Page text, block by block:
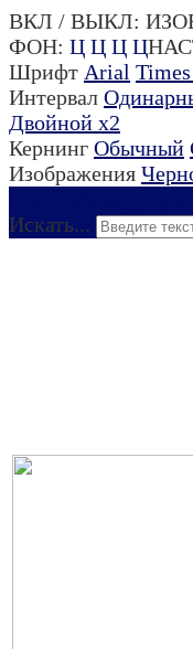
ВКЛ / ВЫКЛ:
ФОН: Ц Ц Ц Ц
Шрифт Arial
Интервал
Двойной х2
Кернинг Обычный
Изображения
Искать...